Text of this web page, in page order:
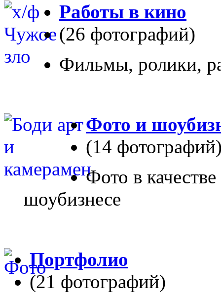
Работы в кино
(26 фотографий)
Фильмы, ролики,
Фото и
(14
Фото в
шоубизнесе
Портфолио
(21 фотографий)